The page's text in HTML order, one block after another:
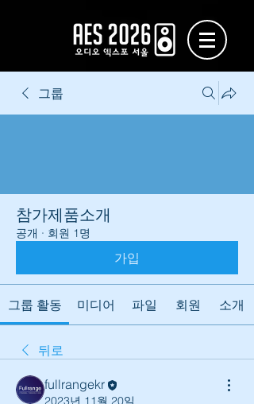
그룹
참가제품소개
공개 · 회원 1명
가입
그룹 활동 미디어 파일 회원 소개
뒤로
fullrangekr
2023년 11월 20일